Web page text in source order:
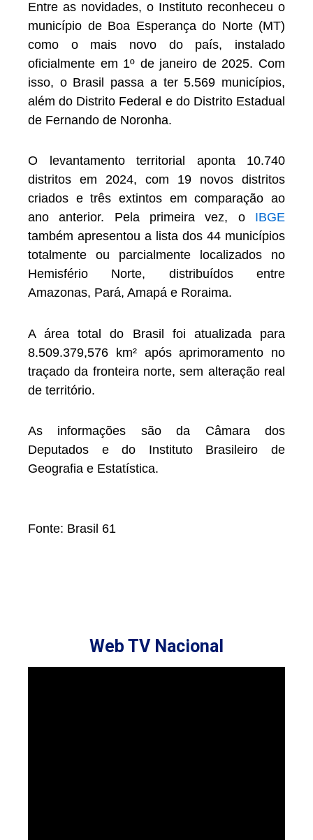
Entre as novidades, o Instituto reconheceu o
município de Boa Esperança do Norte (MT)
como o mais novo do país, instalado
oficialmente em 1º de janeiro de 2025. Com
isso, o Brasil passa a ter 5.569 municípios,
além do Distrito Federal e do Distrito Estadual
de Fernando de Noronha.
O levantamento territorial aponta 10.740
distritos em 2024, com 19 novos distritos
criados e três extintos em comparação ao
ano anterior. Pela primeira vez, o IBGE
também apresentou a lista dos 44 municípios
totalmente ou parcialmente localizados no
Hemisfério Norte, distribuídos entre
Amazonas, Pará, Amapá e Roraima.
A área total do Brasil foi atualizada para
8.509.379,576 km² após aprimoramento no
traçado da fronteira norte, sem alteração real
de território.
As informações são da Câmara dos
Deputados e do Instituto Brasileiro de
Geografia e Estatística.
Fonte: Brasil 61
Web TV Nacional